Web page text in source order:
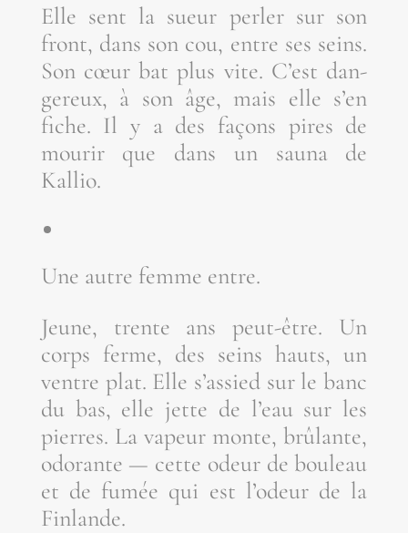
Elle sent la sueur per­ler sur son
front, dans son cou, entre ses seins.
Son cœur bat plus vite. C’est dan­
ge­reux, à son âge, mais elle s’en
fiche. Il y a des façons pires de
mou­rir que dans un sau­na de
Kallio.
Une autre femme entre.
Jeune, trente ans peut-être. Un
corps ferme, des seins hauts, un
ventre plat. Elle s’assied sur le banc
du bas, elle jette de l’eau sur les
pierres. La vapeur monte, brû­lante,
odo­rante — cette odeur de bou­leau
et de fumée qui est l’odeur de la
Finlande.